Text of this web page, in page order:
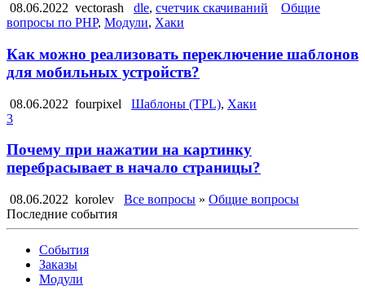
08.06.2022 vectorash dle, счетчик скачиваний
Общие
вопросы по PHP, Модули, Хаки
Как можно реализовать переключение шаблонов
для мобильных устройств?
08.06.2022 fourpixel Шаблоны (TPL), Хаки
3
Почему при нажатии на картинку
перебрасывает в начало страницы?
08.06.2022 korolev Все вопросы » Общие вопросы
Последние события
События
Заказы
Модули